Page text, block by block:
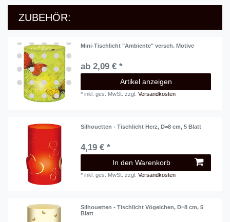
ZUBEHÖR:
Mini-Tischlicht "Ambiente" versch. Motive
ab 2,09 € *
Artikel anzeigen
*inkl. ges. MwSt. zzgl.Versandkosten
Silhouetten - Tischlicht Herz, D=8 cm, 5 Blatt
4,19 € *
In den Warenkorb
*inkl. ges. MwSt. zzgl.Versandkosten
Silhouetten - Tischlicht Vögelchen, D=8 cm, 5
Blatt